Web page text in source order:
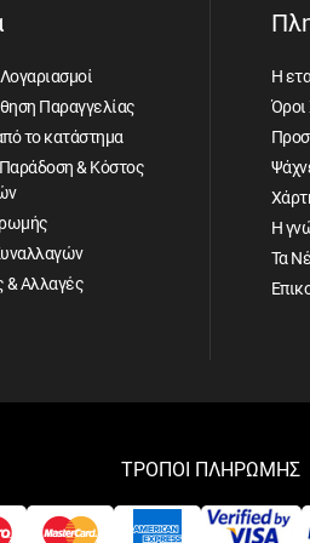
Παραγγελίας
το κατάστημα
& Κόστος
& Αλλαγές
Η
Η
Τα
ΤΡΟΠΟΙ ΠΛΗΡΩΜΗΣ